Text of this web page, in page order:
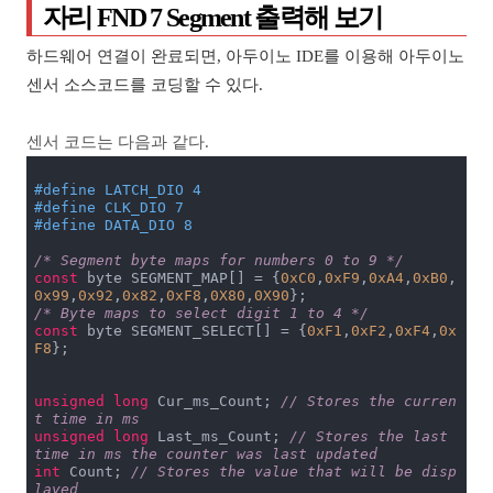
자리 FND 7 Segment 출력해 보기
하드웨어 연결이 완료되면, 아두이노 IDE를 이용해 아두이노
센서 소스코드를 코딩할 수 있다.
센서 코드는 다음과 같다.
#define LATCH_DIO 4
#define CLK_DIO 7
#define DATA_DIO 8
/* Segment byte maps for numbers 0 to 9 */
const byte SEGMENT_MAP[] = {0xC0 , 0xF9 , 0xA4, 0xB0 ,
0x99 , 0x92 , 0x82 , 0xF8 , 0X80 , 0X90
/* Byte maps to select digit 1 to 4 */
const byte SEGMENT_SELECT[] = {0xF1 , 0xF2 , 0xF4, 0x
F8};
unsigned long Cur_ms_Count;
// Stores the curren
t time in ms
unsigned
long Last_ms_Count;
// Stores the last
time in ms the counter was last updated
int Count;
// Stores the value that will be disp
layed